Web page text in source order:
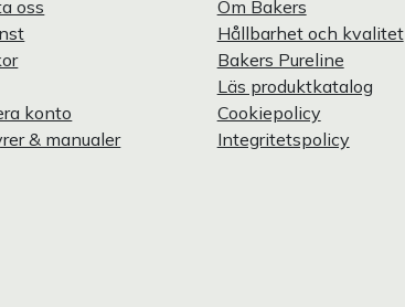
oss
konto
& manualer
Om Bakers
Hållbarhet och kvalitet
Bakers Pureline
Läs produktkatalog
Cookiepolicy
Integritetspolicy